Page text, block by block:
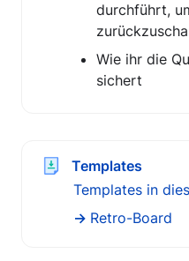
durchführt,
Wie ihr die
sichert
Templates
Templates in
→ Retro-Board